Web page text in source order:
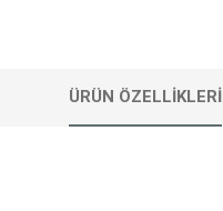
ÜRÜN ÖZELLIKLERI